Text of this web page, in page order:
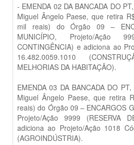
- EMENDA 02 DA BANCADA DO
Miguel Ângelo Paese, que retira
mil reais) do Órgão 09 –
MUNICÍPIO, Projeto/Ação
CONTINGÊNCIA) e adiciona ao
16.482.0059.1010
MELHORIAS DA HABITAÇÃO).
EMENDA 03 DA BANCADA DO
Miguel Ângelo Paese, que retira
reais) do Órgão 09 – ENCARGOS
Projeto/Ação 9999 (RESERVA
adiciona ao Projeto/Ação 1018
(AGROINDÚSTRIA).